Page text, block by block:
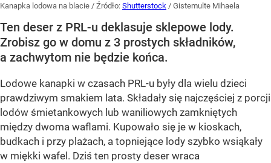
Kanapka lodowa na blacie / Źródło: Shutterstock / Gistemulte Mihaela
Ten deser z PRL-u deklasuje sklepowe lody.
Zrobisz go w domu z 3 prostych składników,
a zachwytom nie będzie końca.
Lodowe kanapki w czasach PRL-u były dla wielu dzieci
prawdziwym smakiem lata. Składały się najczęściej z porcji
lodów śmietankowych lub waniliowych zamkniętych
między dwoma waflami. Kupowało się je w kioskach,
budkach i przy plażach, a topniejące lody szybko wsiąkały
w miękki wafel. Dziś ten prosty deser wraca